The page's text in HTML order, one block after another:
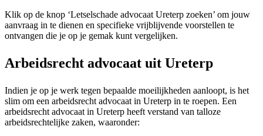
Klik op de knop ‘Letselschade advocaat Ureterp zoeken’ om jouw
aanvraag in te dienen en specifieke vrijblijvende voorstellen te
ontvangen die je op je gemak kunt vergelijken.
Arbeidsrecht advocaat uit Ureterp
Indien je op je werk tegen bepaalde moeilijkheden aanloopt, is het
slim om een arbeidsrecht advocaat in Ureterp in te roepen. Een
arbeidsrecht advocaat in Ureterp heeft verstand van talloze
arbeidsrechtelijke zaken, waaronder: